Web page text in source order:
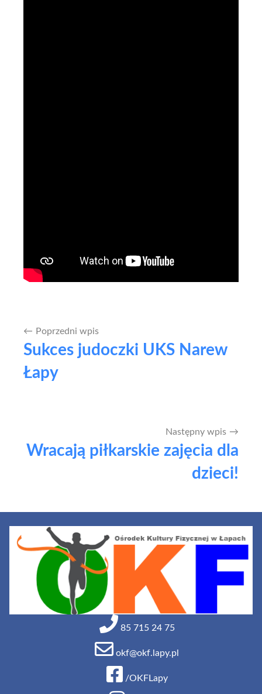
Nawigacja
wpisu
Poprzedni wpis
Sukces judoczki UKS Narew
Łapy
Następny wpis
Wracają piłkarskie zajęcia dla
dzieci!
85 715 24 75
okf@okf.lapy.pl
/OKFLapy